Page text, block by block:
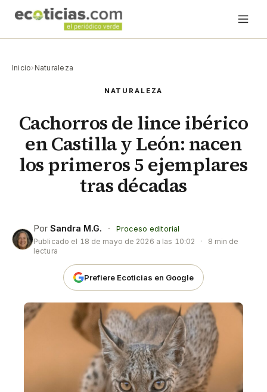
Inicio› Naturaleza
NATURALEZA
Cachorros de lince ibérico
en Castilla y León: nacen
los primeros 5 ejemplares
tras décadas
Por Sandra M.G. ·
Proceso editorial
Publicado el 18 de mayo de 2026 a las 10:02 ·
8 min de
lectura
Prefiere Ecoticias en Google